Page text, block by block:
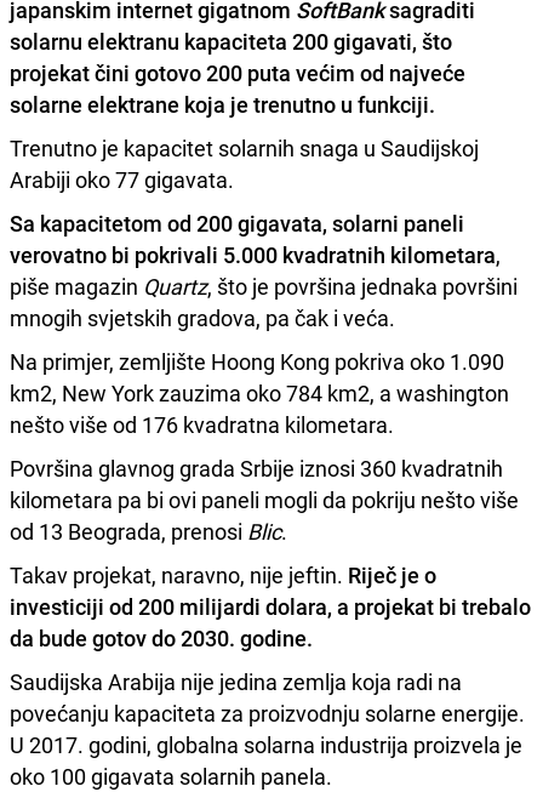
japanskim internet gigatnom SoftBanksagraditi
solarnu elektranu kapaciteta 200 gigavati, što
projekat čini gotovo 200 puta većim od najveće
solarne elektrane koja je trenutno u funkciji.
Trenutno je kapacitet solarnih snaga u Saudijskoj
Arabiji oko 77 gigavata.
Sa kapacitetom od 200 gigavata, solarni paneli
verovatno bi pokrivali 5.000 kvadratnih kilometara,
piše magazin Quartz, što je površina jednaka površini
mnogih svjetskih gradova, pa čak i veća.
Na primjer, zemljište Hoong Kong pokriva oko 1.090
km2, New York zauzima oko 784 km2, a washington
nešto više od 176 kvadratna kilometara.
Površina glavnog grada Srbije iznosi 360 kvadratnih
kilometara pa bi ovi paneli mogli da pokriju nešto više
od 13 Beograda, prenosi Blic.
Takav projekat, naravno, nije jeftin. Riječ je o
investiciji od 200 milijardi dolara, a projekat bi trebalo
da bude gotov do 2030. godine.
Saudijska Arabija nije jedina zemlja koja radi na
povećanju kapaciteta za proizvodnju solarne energije.
U 2017. godini, globalna solarna industrija proizvela je
oko 100 gigavata solarnih panela.